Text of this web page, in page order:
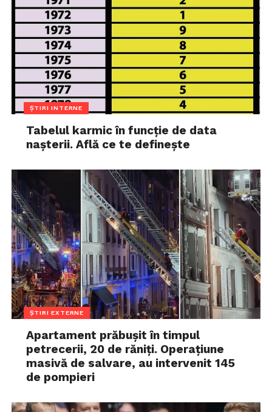
ȘTIRI INTERNE
Tabelul karmic în funcție de data
nașterii. Află ce te definește
ȘTIRI EXTERNE
Apartament prăbușit în timpul
petrecerii, 20 de răniți. Operațiune
masivă de salvare, au intervenit 145
de pompieri